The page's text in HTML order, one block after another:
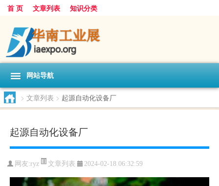
首 页 文章列表 知识分类
网站导航
> 文章列表 > 起源自动化设备厂
起源自动化设备厂
网友:ryz 文章列表 2024-02-18 06:32:59